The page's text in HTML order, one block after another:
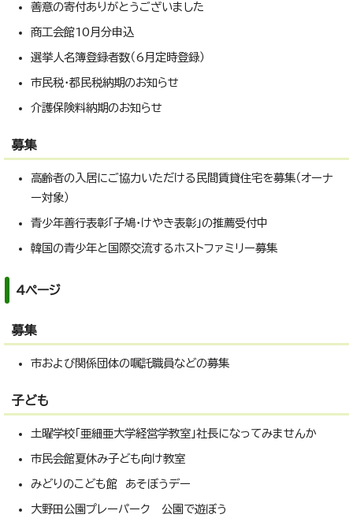
善意の寄付ありがとうございました
商工会館10月分申込
選挙人名簿登録者数（6月定時登録）
市民税・都民税納期のお知らせ
介護保険料納期のお知らせ
募集
高齢者の入居にご協力いただける民間賃貸住宅を募集（オーナ
ー対象）
青少年善行表彰「子鳩・けやき表彰」の推薦受付中
韓国の青少年と国際交流するホストファミリー募集
4ページ
募集
市および関係団体の嘱託職員などの募集
子ども
土曜学校「亜細亜大学経営学教室」社長になってみませんか
市民会館夏休み子ども向け教室
みどりのこども館 あそぼうデー
大野田公園プレーパーク 公園で遊ぼう